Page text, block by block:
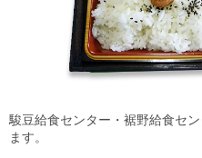
駿豆給食センター・裾野給食セ
ます。